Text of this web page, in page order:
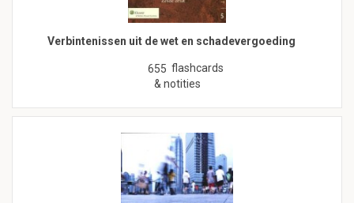
Verbintenissen uit de wet en schadevergoeding
655 flashcards
& notities